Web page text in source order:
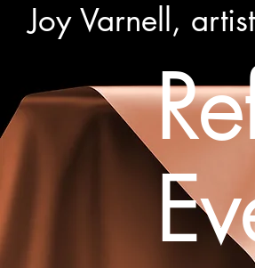
Joy Varnell,